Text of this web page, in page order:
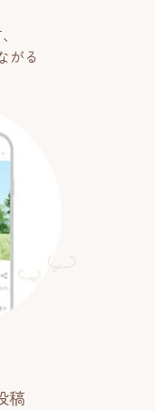
がる
稿